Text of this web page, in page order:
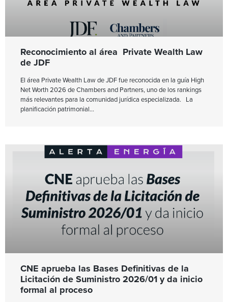
Reconocimiento al área Private Wealth Law
de JDF
El área Private Wealth Law de JDF fue reconocida en la guía High
Net Worth 2026 de Chambers and Partners, uno de los rankings
más relevantes para la comunidad jurídica especializada. La
planificación patrimonial
CNE aprueba las Bases Definitivas de la
Licitación de Suministro 2026/01 y da inicio
formal al proceso